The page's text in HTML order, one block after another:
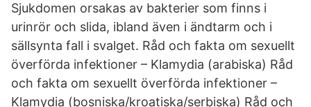
Sjukdomen orsakas av bakterier som finns i
urinrör och slida, ibland även i ändtarm och i
sällsynta fall i svalget. Råd och fakta om sexuellt
överförda infektioner – Klamydia (arabiska) Råd
och fakta om sexuellt överförda infektioner –
Klamydia (bosniska/kroatiska/serbiska) Råd och